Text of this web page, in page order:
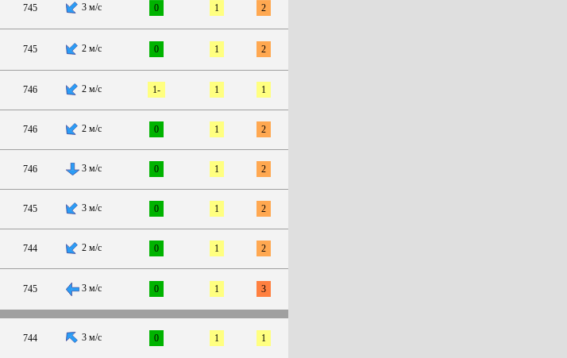
745 3 м/с 0 1 2
745 2 м/с 0 1 2
746 2 м/с 1- 1 1
746 2 м/с 0 1 2
746 3 м/с 0 1 2
745 3 м/с 0 1 2
744 2 м/с 0 1 2
745 3 м/с 0 1 3
744 3 м/с 0 1 1